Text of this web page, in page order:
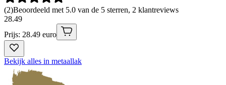
(2)Beoordeeld met 5.0 van de 5 sterren, 2 klantreviews
28.49
Prijs: 28.49 euro
Bekijk alles in metaallak